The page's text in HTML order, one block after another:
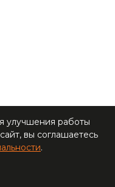
Накладки для
улучшения работы
вы соглашаетесь
.